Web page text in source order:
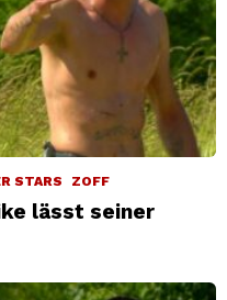
STARS ZOFF
lässt seiner